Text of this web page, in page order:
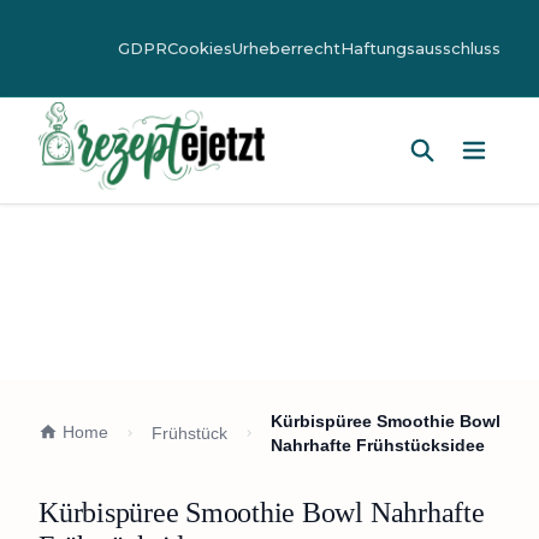
GDPRCookiesUrheberrechtHaftungsausschluss
Home Frühstück
Kürbispüree Smoothie Bowl
Nahrhafte Frühstücksidee
Kürbispüree Smoothie Bowl Nahrhafte